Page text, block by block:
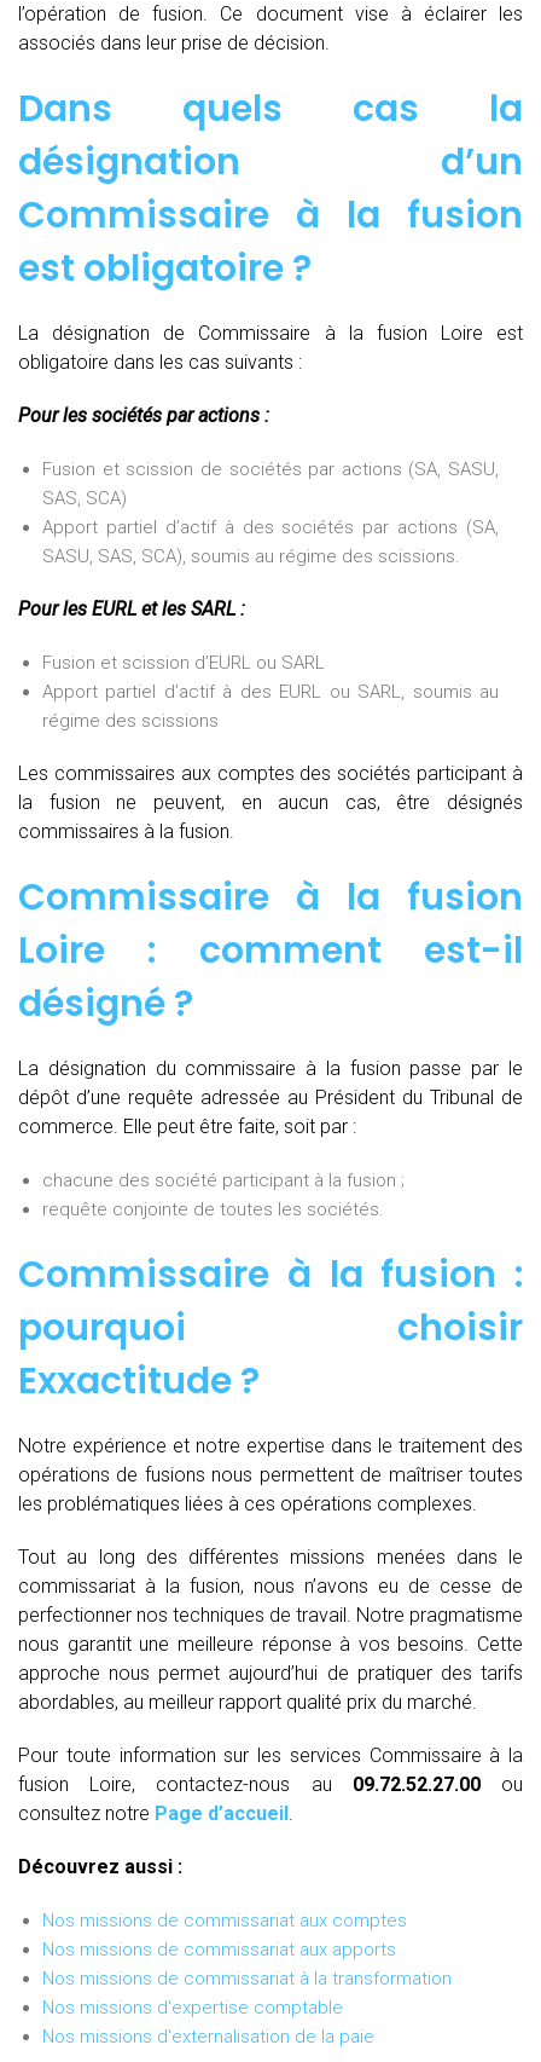
l’opération de fusion. Ce document vise à éclairer les
associés dans leur prise de décision.
Dans quels cas la
désignation d’un
Commissaire à la fusion
est obligatoire ?
La désignation de Commissaire à la fusion Loire est
obligatoire dans les cas suivants :
Pour les sociétés par actions :
Fusion et scission de sociétés par actions (SA, SASU,
SAS, SCA)
Apport partiel d’actif à des sociétés par actions (SA,
SASU, SAS, SCA), soumis au régime des scissions.
Pour les EURL et les SARL :
Fusion et scission d’EURL ou SARL
Apport partiel d’actif à des EURL ou SARL, soumis au
régime des scissions
Les commissaires aux comptes des sociétés participant à
la fusion ne peuvent, en aucun cas, être désignés
commissaires à la fusion.
Commissaire à la fusion
Loire : comment est-il
désigné ?
La désignation du commissaire à la fusion passe par le
dépôt d’une requête adressée au Président du Tribunal de
commerce. Elle peut être faite, soit par :
chacune des société participant à la fusion ;
requête conjointe de toutes les sociétés.
Commissaire à la fusion :
pourquoi choisir
Exxactitude ?
Notre expérience et notre expertise dans le traitement des
opérations de fusions nous permettent de maîtriser toutes
les problématiques liées à ces opérations complexes.
Tout au long des différentes missions menées dans le
commissariat à la fusion, nous n’avons eu de cesse de
perfectionner nos techniques de travail. Notre pragmatisme
nous garantit une meilleure réponse à vos besoins. Cette
approche nous permet aujourd’hui de pratiquer des tarifs
abordables, au meilleur rapport qualité prix du marché.
Pour toute information sur les services Commissaire à la
fusion Loire, contactez-nous au 09.72.52.27.00ou
consultez notre Page d’accueil
Découvrez aussi :
Nos missions de commissariat aux comptes
Nos missions de commissariat aux apports
Nos missions de commissariat à la transformation
Nos missions d'expertise comptable
Nos missions d'externalisation de la paie